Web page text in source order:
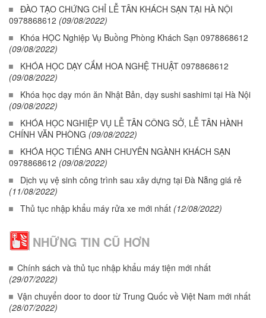
ĐÀO TẠO CHỨNG CHỈ LỄ TÂN KHÁCH SẠN TẠI HÀ NỘI
0978868612 (09/08/2022)
Khóa HỌC Nghiệp Vụ Buồng Phòng Khách Sạn 0978868612
(09/08/2022)
KHÓA HỌC DẠY CẮM HOA NGHỆ THUẬT 0978868612
(09/08/2022)
Khóa học dạy món ăn Nhật Bản, dạy sushi sashimi tại Hà Nội
(09/08/2022)
KHÓA HỌC NGHIỆP VỤ LỄ TÂN CÔNG SỞ, LỄ TÂN HÀNH
CHÍNH VĂN PHÒNG (09/08/2022)
KHÓA HỌC TIẾNG ANH CHUYÊN NGÀNH KHÁCH SẠN
0978868612 (09/08/2022)
Dịch vụ vệ sinh công trình sau xây dựng tại Đà Nẵng giá rẻ
(11/08/2022)
Thủ tục nhập khẩu máy rửa xe mới nhất (12/08/2022)
NHỮNG TIN CŨ HƠN
Chính sách và thủ tục nhập khẩu máy tiện mới nhất
(29/07/2022)
Vận chuyển door to door từ Trung Quốc về Việt Nam mới nhất
(28/07/2022)